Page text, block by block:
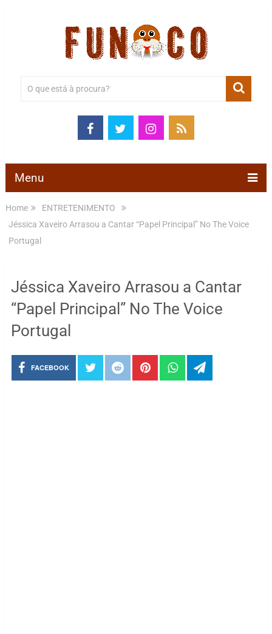
Menu
Home
ENTRETENIMENTO
Jéssica Xaveiro Arrasou a Cantar “Papel Principal” No The Voice
Portugal
Jéssica Xaveiro Arrasou a Cantar
“Papel Principal” No The Voice
Portugal
FACEBOOK